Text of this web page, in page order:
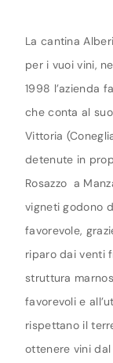
La cantina
per i vuoi vini,
1998 l’azienda
che conta al
Vittoria
detenute in
Rosazzo a
vigneti godono
favorevole,
riparo dai venti
struttura
favorevoli e
rispettano il
ottenere vini